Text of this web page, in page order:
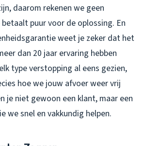
daarom rekenen we geen
puur voor de oplossing. En
weet je zeker dat het
dan 20 jaar ervaring hebben
type verstopping al eens gezien,
hoe we jouw afvoer weer vrij
je niet gewoon een klant, maar een
we snel en vakkundig helpen.